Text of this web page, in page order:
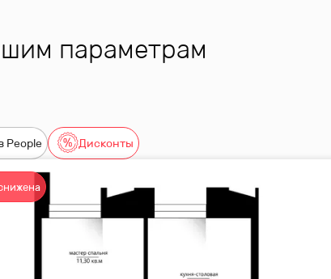
параметрам
People Дисконты